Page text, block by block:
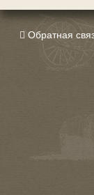
Обратная